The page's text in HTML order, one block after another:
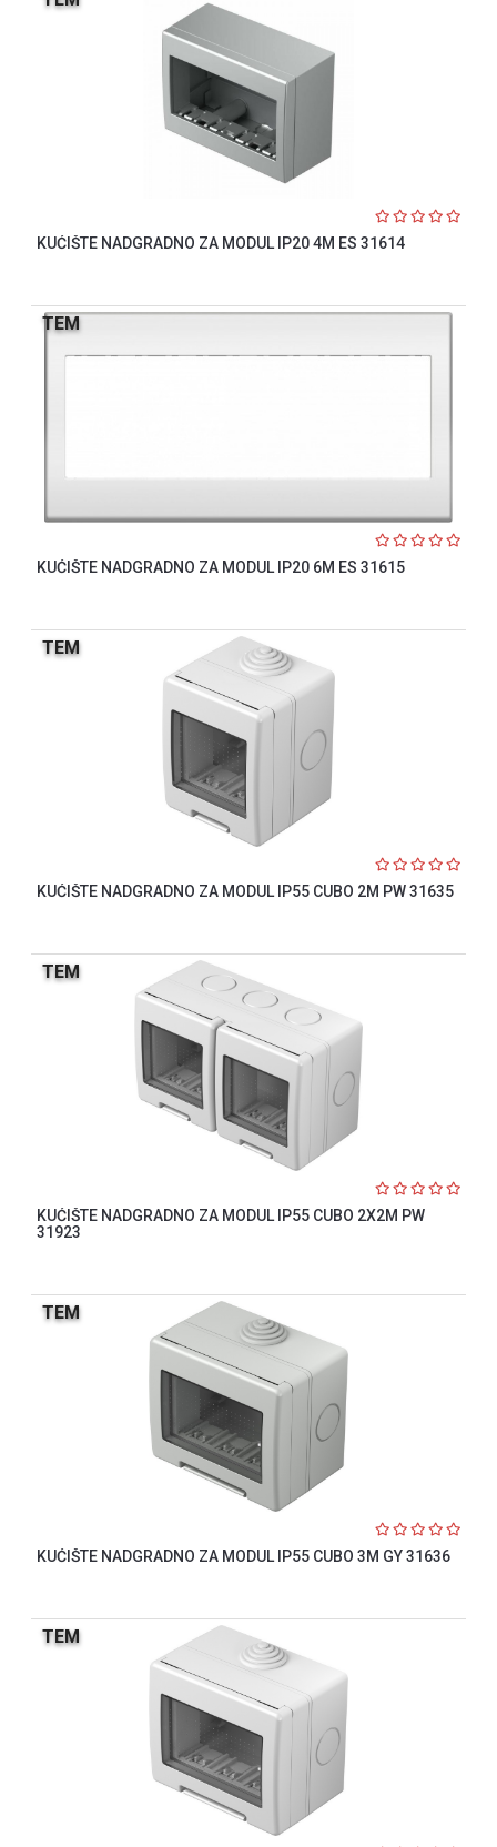
KUĆIŠTE NADGRADNO ZA MODUL IP20 4M ES 31614
TEM
KUĆIŠTE NADGRADNO ZA MODUL IP20 6M ES 31615
TEM
KUĆIŠTE NADGRADNO ZA MODUL IP55 CUBO 2M PW 31635
TEM
KUĆIŠTE NADGRADNO ZA MODUL IP55 CUBO 2X2M PW
31923
TEM
KUĆIŠTE NADGRADNO ZA MODUL IP55 CUBO 3M GY 31636
TEM